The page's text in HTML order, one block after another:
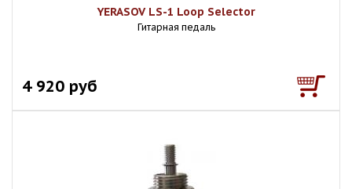
YERASOV LS-1 Loop Selector
Гитарная педаль
4 920 руб